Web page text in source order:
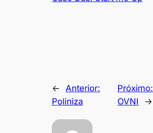
←
Anterior:
Poliniza
Próximo:
OVNI
→